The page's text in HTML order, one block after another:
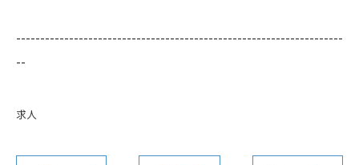
--------------------------------------------------------------------
--
求人